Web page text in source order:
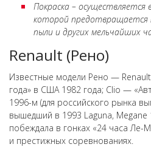
Покраска – осуществляется
которой предотвращается
пыли и других мельчайших
Renault (Рено)
Известные модели Рено —
года» в США 1982 года; Clio —
1996-м (для российского рынка
вышедший в 1993 Laguna, Megane
побеждала в гонках «24 часа Ле-
и престижных соревнованиях.